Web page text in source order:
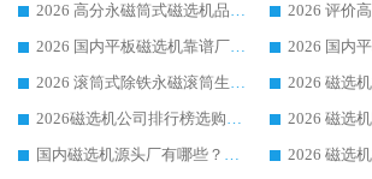
2026 高分永磁筒式磁选机品牌推荐 选矿设备强者对比测评采购避坑全攻略
2026 国内平板磁选机靠谱厂家排名 行业实测口碑设备按需选购全指南
2026 滚筒式除铁永磁滚筒生产厂家推荐排名|行业口碑选购指南，领域强者源头厂商精选
2026磁选机公司排行榜选购指南|正规源头厂家推荐，领域强者高性价比靠谱信赖品牌
国内磁选机源头厂有哪些？2026 综合实力排名与采购避坑技巧